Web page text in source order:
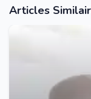
Articles